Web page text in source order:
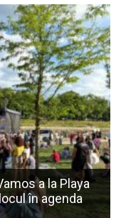
a la Playa
în agenda